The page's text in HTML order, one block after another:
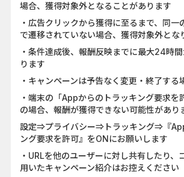
場合、獲得対象外となることがあります
・広告クリックから獲得に至るまで、同一
で遷移されていない場合、獲得対象外とな
・条件達成後、報酬反映までに最大24時
ります
・キャンペーンは予告なく変更・終了する
・端末の「Appからのトラッキング要求を
の場合、報酬が獲得できない可能性があり
設定⇒プライバシー⇒トラッキング⇒『
ング要求を許可』をONにお願いします
・URLを他のユーザーに対し共有したり、
用いたキャンペーン紹介はお控えください